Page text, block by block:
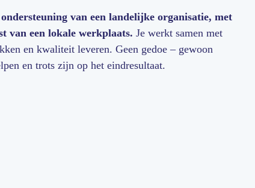
van een landelijke organisatie, met
van een lokale werkplaats. Je werkt samen met
en kwaliteit leveren. Geen gedoe – gewoon
en trots zijn op het eindresultaat.